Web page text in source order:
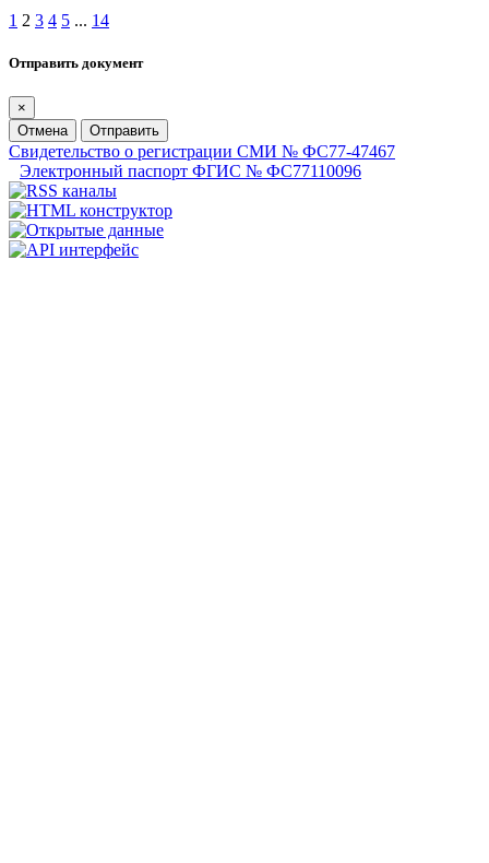
1 2 3 4 5 ... 14
Отправить документ
×
Отмена
Отправить
Свидетельство о регистрации СМИ № ФС77-47467
Электронный паспорт ФГИС № ФС77110096